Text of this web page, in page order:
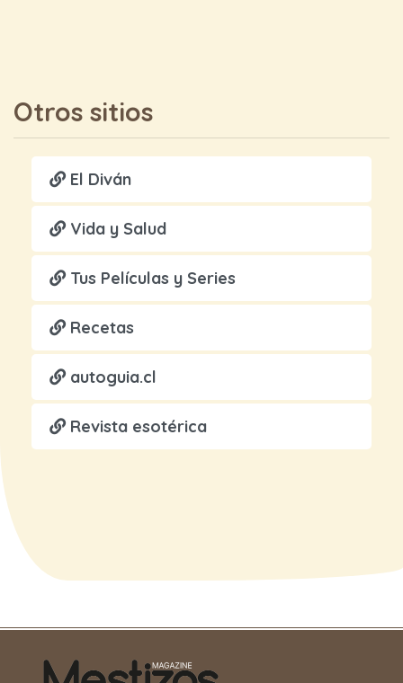
Otros sitios
El Diván
Vida y Salud
Tus Películas y Series
Recetas
autoguia.cl
Revista esotérica